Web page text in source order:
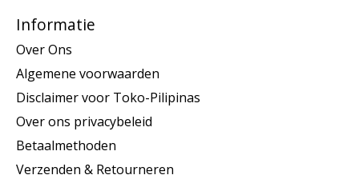
Informatie
Over Ons
Algemene voorwaarden
Disclaimer voor Toko-Pilipinas
Over ons privacybeleid
Betaalmethoden
Verzenden & Retourneren